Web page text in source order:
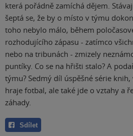
která pořádně zamíchá dějem.
šeptá se, že by o místo v týmu
toho nebylo málo, během
rozhodujícího zápasu - zatímco
nebo na tribunách - zmizely
puntíky. Co se na hřišti stalo? A
týmu? Sedmý díl úspěšné série
hraje fotbal, ale také jde o vztahy a
záhady.
Sdílet